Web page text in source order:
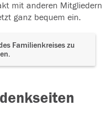
mit anderen Mitgliedern
ganz bequem ein.
Familienkreises zu